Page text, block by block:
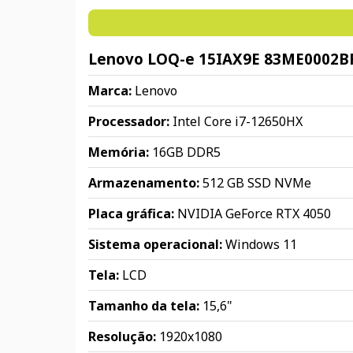
Lenovo LOQ-e 15IAX9E
Marca: Lenovo
Processador: Intel Core i7-12650HX
Memória: 16GB DDR5
Armazenamento:512 GB SSD NVMe
Placa gráfica: NVIDIA GeForce RTX 4050
Sistema operacional:Windows 11
Tela: LCD
Tamanho da tela: 15,6"
Resolução: 1920x1080